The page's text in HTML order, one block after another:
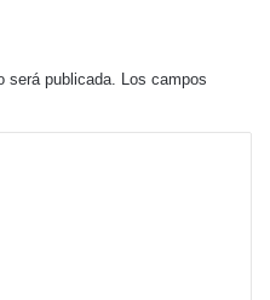
será publicada. Los campos